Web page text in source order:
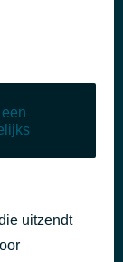
uitzendt